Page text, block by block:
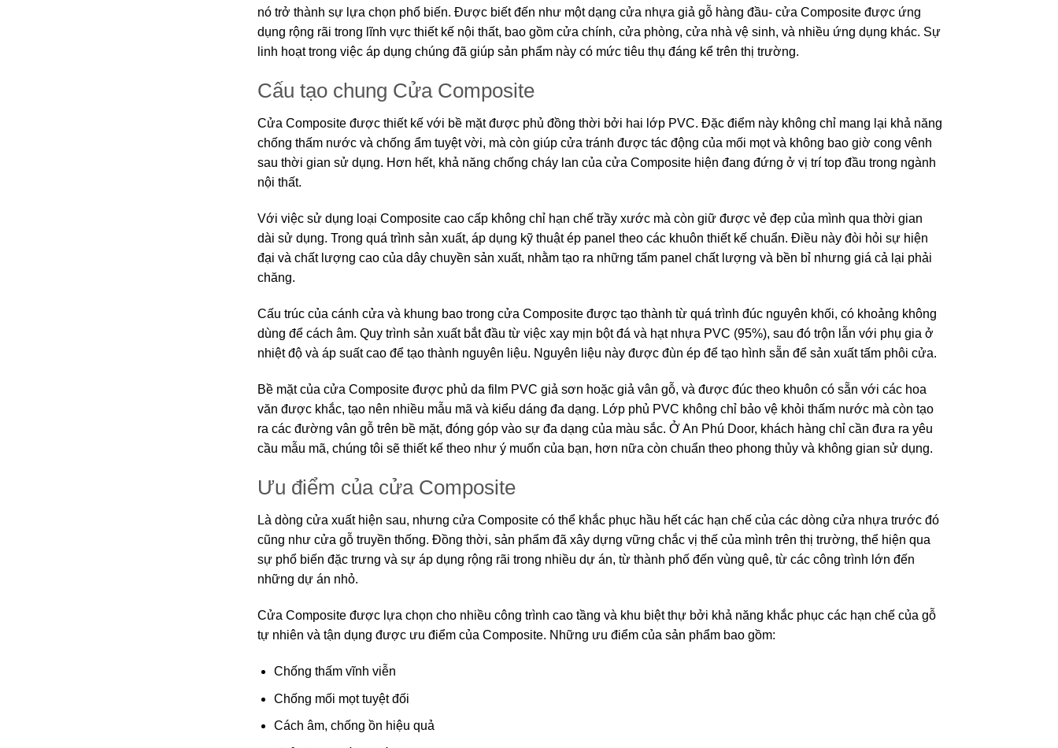
nó trở thành sự lựa chọn phổ biến. Được biết đến như một dạng cửa nhựa giả gỗ hàng đầu- cửa Composite được ứng
dụng rộng rãi trong lĩnh vực thiết kế nội thất, bao gồm cửa chính, cửa phòng, cửa nhà vệ sinh, và nhiều ứng dụng khác. Sự
linh hoạt trong việc áp dụng chúng đã giúp sản phẩm này có mức tiêu thụ đáng kể trên thị trường.
Cấu tạo chung Cửa Composite
Cửa Composite được thiết kế với bề mặt được phủ đồng thời bởi hai lớp PVC. Đặc điểm này không chỉ mang lại khả năng
chống thấm nước và chống ẩm tuyệt vời, mà còn giúp cửa tránh được tác động của mối mọt và không bao giờ cong vênh
sau thời gian sử dụng. Hơn hết, khả năng chống cháy lan của cửa Composite hiện đang đứng ở vị trí top đầu trong ngành
nội thất.
Với việc sử dụng loại Composite cao cấp không chỉ hạn chế trầy xước mà còn giữ được vẻ đẹp của mình qua thời gian
dài sử dụng. Trong quá trình sản xuất, áp dụng kỹ thuật ép panel theo các khuôn thiết kế chuẩn. Điều này đòi hỏi sự hiện
đại và chất lượng cao của dây chuyền sản xuất, nhằm tạo ra những tấm panel chất lượng và bền bỉ nhưng giá cả lại phải
chăng.
Cấu trúc của cánh cửa và khung bao trong cửa Composite được tạo thành từ quá trình đúc nguyên khối, có khoảng không
dùng để cách âm. Quy trình sản xuất bắt đầu từ việc xay mịn bột đá và hạt nhựa PVC (95%), sau đó trộn lẫn với phụ gia ở
nhiệt độ và áp suất cao để tạo thành nguyên liệu. Nguyên liệu này được đùn ép để tạo hình sẵn để sản xuất tấm phôi cửa.
Bề mặt của cửa Composite được phủ da film PVC giả sơn hoặc giả vân gỗ, và được đúc theo khuôn có sẵn với các hoa
văn được khắc, tạo nên nhiều mẫu mã và kiểu dáng đa dạng. Lớp phủ PVC không chỉ bảo vệ khỏi thấm nước mà còn tạo
ra các đường vân gỗ trên bề mặt, đóng góp vào sự đa dạng của màu sắc. Ở An Phú Door, khách hàng chỉ cần đưa ra yêu
cầu mẫu mã, chúng tôi sẽ thiết kế theo như ý muốn của bạn, hơn nữa còn chuẩn theo phong thủy và không gian sử dụng.
Ưu điểm của cửa Composite
Là dòng cửa xuất hiện sau, nhưng cửa Composite có thể khắc phục hầu hết các hạn chế của các dòng cửa nhựa trước đó
cũng như cửa gỗ truyền thống. Đồng thời, sản phẩm đã xây dựng vững chắc vị thế của mình trên thị trường, thể hiện qua
sự phổ biến đặc trưng và sự áp dụng rộng rãi trong nhiều dự án, từ thành phố đến vùng quê, từ các công trình lớn đến
những dự án nhỏ.
Cửa Composite được lựa chọn cho nhiều công trình cao tầng và khu biệt thự bởi khả năng khắc phục các hạn chế của gỗ
tự nhiên và tận dụng được ưu điểm của Composite. Những ưu điểm của sản phẩm bao gồm:
Chống thấm vĩnh viễn
Chống mối mọt tuyệt đối
Cách âm, chống ồn hiệu quả